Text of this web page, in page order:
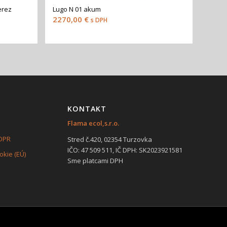
Lugo N 01 akum
2270,00 € s DPH
(EÚ)
KONTAKT
Flama ecol,s.r.o.
Stred č.420, 02354 Turzovka
IČO: 47 509 511, IČ DPH: SK2023921581
Sme platcami DPH